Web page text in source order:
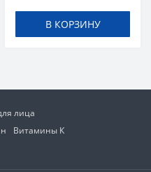
В КОРЗИНУ
лица
Витамины К